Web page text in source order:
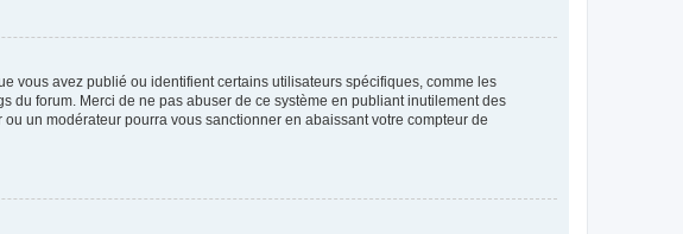
vous avez publié ou identifient certains utilisateurs spécifiques, comme les
du forum. Merci de ne pas abuser de ce système en publiant inutilement des
un modérateur pourra vous sanctionner en abaissant votre compteur de